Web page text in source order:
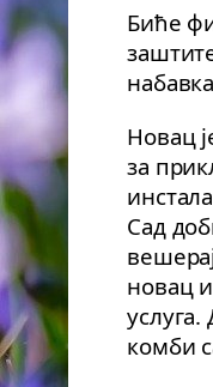
Биће
Новац
за
Сад
новац
комби